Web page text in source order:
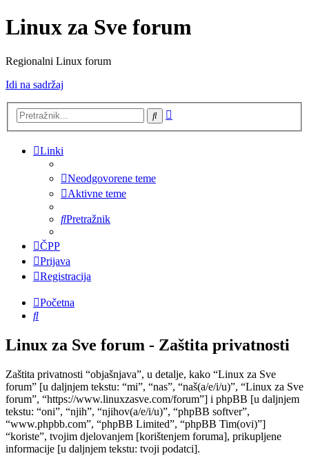
Linux za Sve forum
Regionalni Linux forum
Idi na sadržaj
Pretražnik
Linki
Neodgovorene teme
Aktivne teme
Pretražnik
ČPP
Prijava
Registracija
Početna
Pretražnik
Linux za Sve forum - Zaštita privatnosti
Zaštita privatnosti “objašnjava”, u detalje, kako “Linux za Sve
forum” [u daljnjem tekstu: “mi”, “nas”, “naš(a/e/i/u)”, “Linux za Sve
forum”, “https://www.linuxzasve.com/forum”] i phpBB [u daljnjem
tekstu: “oni”, “njih”, “njihov(a/e/i/u)”, “phpBB softver”,
“www.phpbb.com”, “phpBB Limited”, “phpBB Tim(ovi)”]
“koriste”, tvojim djelovanjem [korištenjem foruma], prikupljene
informacije [u daljnjem tekstu: tvoji podatci].